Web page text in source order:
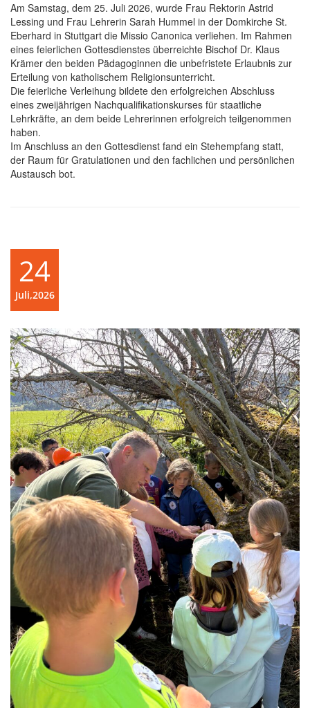
Am Samstag, dem 25. Juli 2026, wurde Frau Rektorin Astrid
Lessing und Frau Lehrerin Sarah Hummel in der Domkirche St.
Eberhard in Stuttgart die Missio Canonica verliehen. Im Rahmen
eines feierlichen Gottesdienstes überreichte Bischof Dr. Klaus
Krämer den beiden Pädagoginnen die unbefristete Erlaubnis zur
Erteilung von katholischem Religionsunterricht.
Die feierliche Verleihung bildete den erfolgreichen Abschluss
eines zweijährigen Nachqualifikationskurses für staatliche
Lehrkräfte, an dem beide Lehrerinnen erfolgreich teilgenommen
haben.
Im Anschluss an den Gottesdienst fand ein Stehempfang statt,
der Raum für Gratulationen und den fachlichen und persönlichen
Austausch bot.
24
Juli,2026